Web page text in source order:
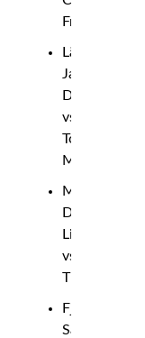
Fry
Lättvikt:
Jakub
Dohnal
vs
Tomáš
Mudroch
Mellanvikt:
Daniel
Ligocki
vs
TBA
Fjädervikt:
Samuel